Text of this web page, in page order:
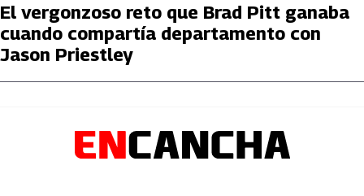
El vergonzoso reto que Brad Pitt ganaba
cuando compartía departamento con
Jason Priestley